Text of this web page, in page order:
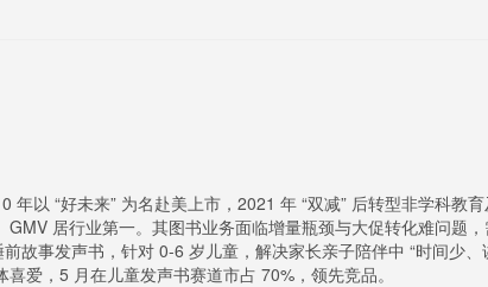
年以 “好未来” 为名赴美上市，2021 年 “双减” 后转型非学科教
居行业第一。其图书业务面临增量瓶颈与大促转化难问题，
故事发声书，针对 0-6 岁儿童，解决家长亲子陪伴中 “时间少、
爱，5 月在儿童发声书赛道市占 70%，领先竞品。